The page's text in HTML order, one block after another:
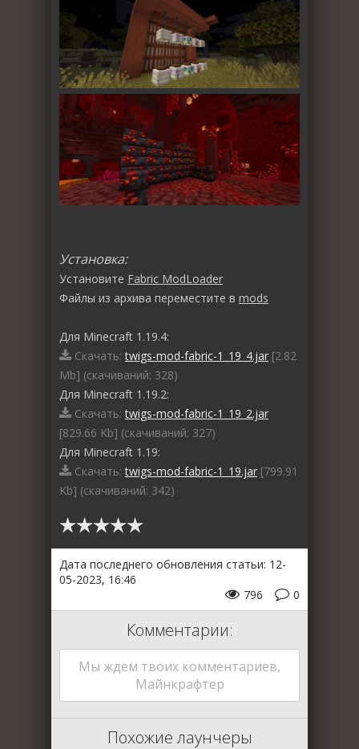
Установка:
Установите Fabric ModLoader
Файлы из архива переместите в mods
Для Minecraft 1.19.4:
Скачать:twigs-mod-fabric-1_19_4.jar [2.82
Mb] (cкачиваний: 328)
Для Minecraft 1.19.2:
Скачать:twigs-mod-fabric-1_19_2.jar
[829.66 Kb] (cкачиваний: 327)
Для Minecraft 1.19:
Скачать:twigs-mod-fabric-1_19.jar [799.91
Kb] (cкачиваний: 342)
Дата последнего обновления статьи: 12-
05-2023, 16:46
0
796
Комментарии:
Мы ждем твоих комментариев,
Майнкрафтер
Похожие лаунчеры